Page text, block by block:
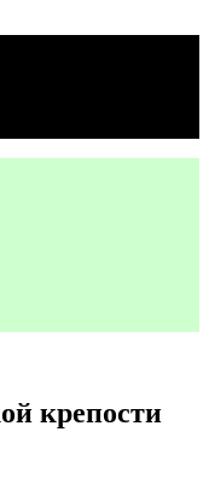
крепости